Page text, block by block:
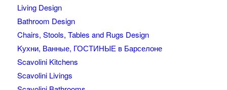
Living Design
Bathroom Design
Chairs, Stools, Tables and Rugs Design
Kухни, Ванные, ГОСТИНЫЕ в Барселоне
Scavolini Kitchens
Scavolini Livings